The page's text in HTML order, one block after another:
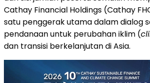
Cathay Financial Holdings (Cathay
satu penggerak utama dalam dialog
pendanaan untuk perubahan iklim (
dan transisi berkelanjutan di Asia.